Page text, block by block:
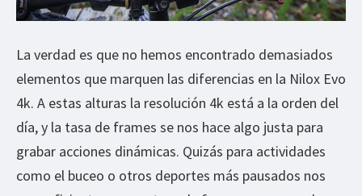
La verdad es que no hemos encontrado demasiados
elementos que marquen las diferencias en la Nilox Evo
4k. A estas alturas la resolución 4k está a la orden del
día, y la tasa de frames se nos hace algo justa para
grabar acciones dinámicas. Quizás para actividades
como el buceo o otros deportes más pausados nos